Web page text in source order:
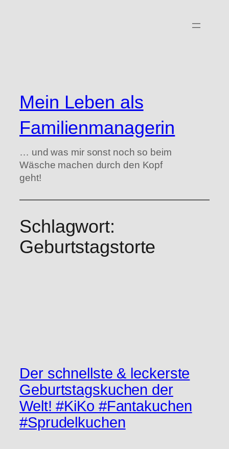
Mein Leben als
Familienmanagerin
… und was mir sonst noch so beim
Wäsche machen durch den Kopf
geht!
Schlagwort:
Geburtstagstorte
Der schnellste & leckerste
Geburtstagskuchen der
Welt! #KiKo #Fantakuchen
#Sprudelkuchen